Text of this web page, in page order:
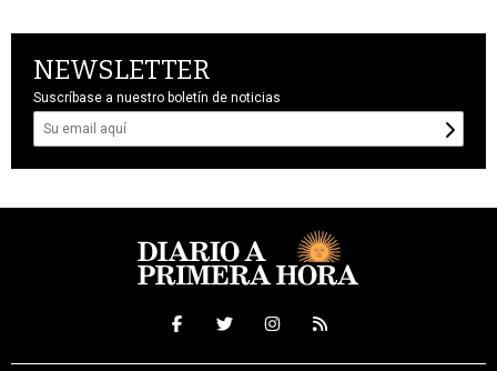
NEWSLETTER
Suscríbase a nuestro boletín de noticias